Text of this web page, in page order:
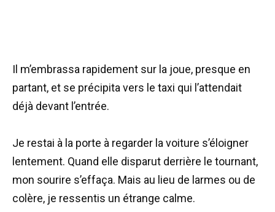
Il m’embrassa rapidement sur la joue, presque en
partant, et se précipita vers le taxi qui l’attendait
déjà devant l’entrée.
Je restai à la porte à regarder la voiture s’éloigner
lentement. Quand elle disparut derrière le tournant,
mon sourire s’effaça. Mais au lieu de larmes ou de
colère, je ressentis un étrange calme.